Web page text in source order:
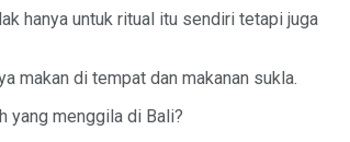
hanya untuk ritual itu sendiri tetapi juga
makan di tempat dan makanan sukla.
yang menggila di Bali?